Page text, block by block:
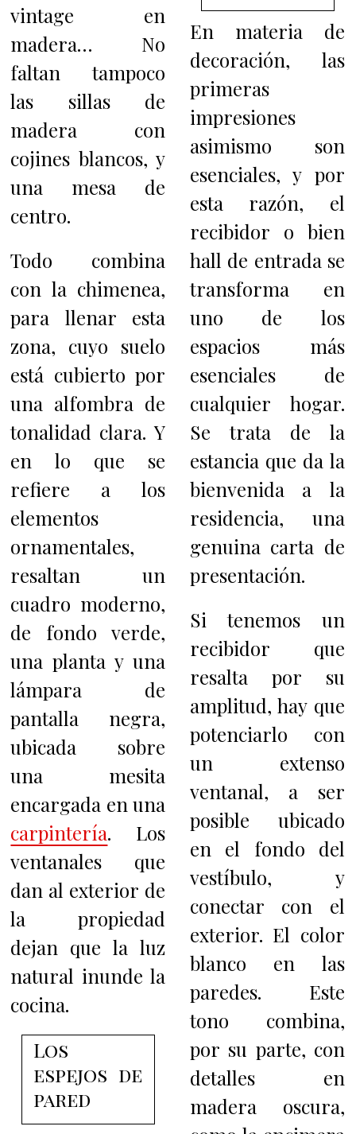
vintage en
madera… No
faltan tampoco
las sillas de
madera con
cojines blancos, y
una mesa de
centro.
Todo combina
con la chimenea,
para llenar esta
zona, cuyo suelo
está cubierto por
una alfombra de
tonalidad clara. Y
en lo que se
refiere a los
elementos
ornamentales,
resaltan un
cuadro moderno,
de fondo verde,
una planta y una
lámpara de
pantalla negra,
ubicada sobre
una mesita
encargada en una
carpintería. Los
ventanales que
dan al exterior de
la propiedad
dejan que la luz
natural inunde la
cocina.
Los
espejos de
pared
En materia de
decoración, las
primeras
impresiones
asimismo son
esenciales, y por
esta razón, el
recibidor o bien
hall de entrada se
transforma en
uno de los
espacios más
esenciales de
cualquier hogar.
Se trata de la
estancia que da la
bienvenida a la
residencia, una
genuina carta de
presentación.
Si tenemos un
recibidor que
resalta por su
amplitud, hay que
potenciarlo con
un extenso
ventanal, a ser
posible ubicado
en el fondo del
vestíbulo, y
conectar con el
exterior. El color
blanco en las
paredes. Este
tono combina,
por su parte, con
detalles en
madera oscura,